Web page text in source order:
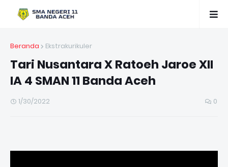
Beranda Ekstrakurikuler
Tari Nusantara X Ratoeh Jaroe XII
IA 4 SMAN 11 Banda Aceh
1/30/2022 0